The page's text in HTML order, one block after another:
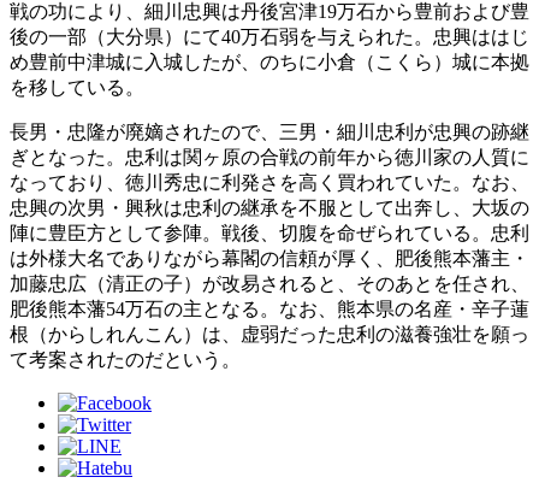
戦の功により、細川忠興は丹後宮津19万石から豊前および豊
後の一部（大分県）にて40万石弱を与えられた。忠興ははじ
め豊前中津城に入城したが、のちに小倉（こくら）城に本拠
を移している。
長男・忠隆が廃嫡されたので、三男・細川忠利が忠興の跡継
ぎとなった。忠利は関ヶ原の合戦の前年から徳川家の人質に
なっており、徳川秀忠に利発さを高く買われていた。なお、
忠興の次男・興秋は忠利の継承を不服として出奔し、大坂の
陣に豊臣方として参陣。戦後、切腹を命ぜられている。忠利
は外様大名でありながら幕閣の信頼が厚く、肥後熊本藩主・
加藤忠広（清正の子）が改易されると、そのあとを任され、
肥後熊本藩54万石の主となる。なお、熊本県の名産・辛子蓮
根（からしれんこん）は、虚弱だった忠利の滋養強壮を願っ
て考案されたのだという。